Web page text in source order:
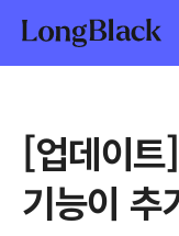
[업데이
기능이 추